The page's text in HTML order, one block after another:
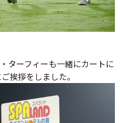
ターフィーも一緒にカートに
挨拶をしました。